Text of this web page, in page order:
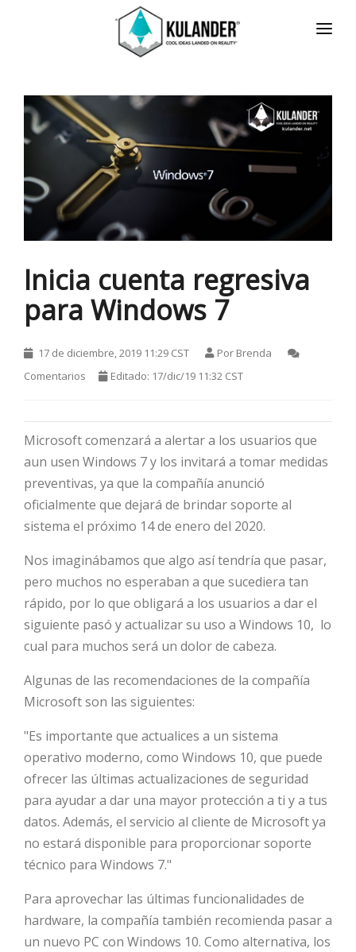
NOTICIAS
SERVICIOS
HOT
HOT
HOT
HOT
HOT
ACERCA
CONTACTO
ENGLISH
Inicia cuenta regresiva
para Windows 7
17 de diciembre, 2019 11:29 CST Por Brenda
Comentarios
Editado: 17/dic/19 11:32 CST
Microsoft comenzará a alertar a los usuarios que
aun usen Windows 7 y los invitará a tomar medidas
preventivas, ya que la compañía anunció
oficialmente que dejará de brindar soporte al
sistema el próximo 14 de enero del 2020.
Nos imaginábamos que algo así tendría que pasar,
pero muchos no esperaban a que sucediera tan
rápido, por lo que obligará a los usuarios a dar el
siguiente pasó y actualizar su uso a Windows 10, lo
cual para muchos será un dolor de cabeza.
Algunas de las recomendaciones de la compañía
Microsoft son las siguientes:
"Es importante que actualices a un sistema
operativo moderno, como Windows 10, que puede
ofrecer las últimas actualizaciones de seguridad
para ayudar a dar una mayor protección a ti y a tus
datos. Además, el servicio al cliente de Microsoft ya
no estará disponible para proporcionar soporte
técnico para Windows 7."
Para aprovechar las últimas funcionalidades de
hardware, la compañía también recomienda pasar a
un nuevo PC con Windows 10. Como alternativa, los